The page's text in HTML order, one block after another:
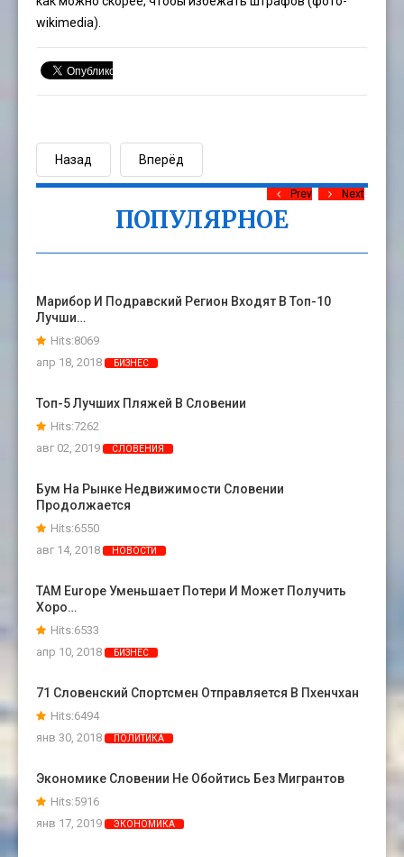
wikimedia).
Назад Вперёд
ПОПУЛЯРНОЕ
Prev Next
Марибор И Подравский Регион Входят В Топ-10
Лучши…
Hits:8069
апр 18, 2018
БИЗНЕС
Топ-5 Лучших Пляжей В Словении
Hits:7262
авг 02, 2019
СЛОВЕНИЯ
Бум На Рынке Недвижимости Словении
Продолжается
Hits:6550
авг 14, 2018
НОВОСТИ
TAM Europe Уменьшает Потери И Может Получить
Хоро…
Hits:6533
апр 10, 2018
БИЗНЕС
71 Словенский Спортсмен Отправляется В Пхенчхан
Hits:6494
янв 30, 2018
ПОЛИТИКА
Экономике Словении Не Обойтись Без Мигрантов
Hits:5916
янв 17, 2019
ЭКОНОМИКА